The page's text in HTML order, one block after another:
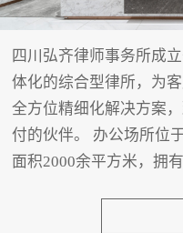
四川弘齐律师事务所成
体化的综合型律所，为
全方位精细化解决方案
付的伙伴。 办公场所位
面积2000余平方米，拥